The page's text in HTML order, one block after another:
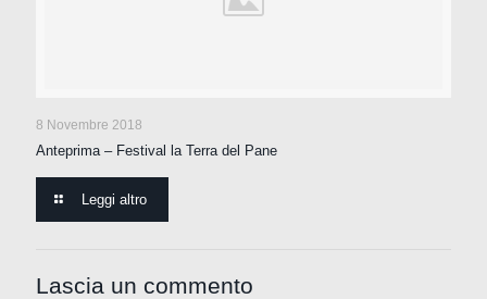
8 Novembre 2018
Anteprima – Festival la Terra del Pane
Leggi altro
Lascia un commento